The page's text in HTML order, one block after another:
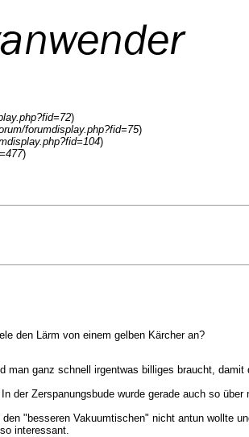
)
forumdisplay.php?fid=75)
)
)
den Lärm von einem gelben Kärcher an?
man ganz schnell irgentwas billiges braucht,
der Zerspanungsbude wurde gerade auch so
"besseren Vakuumtischen" nicht antun wollte
interessant.